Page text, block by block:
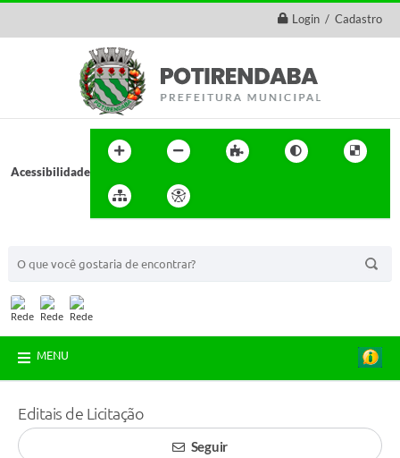
Login / Cadastro
Acessibilidade
MENU
Editais de Licitação
Seguir